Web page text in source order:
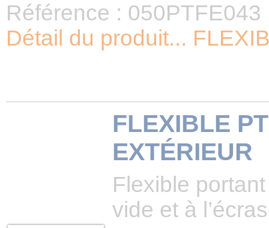
Référence : 050PTFE043
Détail du produit...
FLEXIBLE
EXTÉRIEUR
Flexible
vide et à